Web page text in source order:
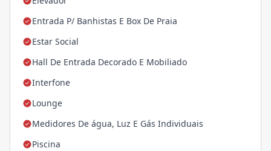
Entrada P/ Banhistas E Box De Praia
Estar Social
Hall De Entrada Decorado E Mobiliado
Interfone
Lounge
Medidores De água, Luz E Gás Individuais
Piscina